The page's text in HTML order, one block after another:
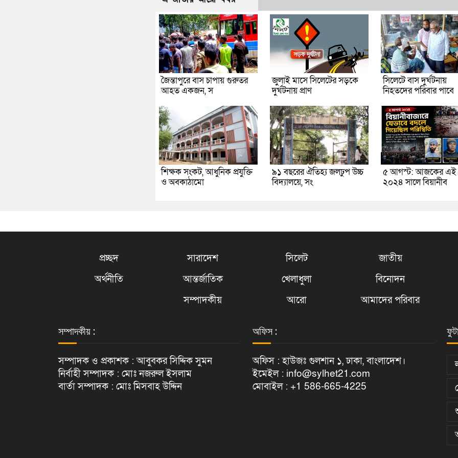
জৈন্তাপুরে বাস চাপায় গুরুতর
আহত একজন, স
জুলাই মাসে সিলেটের সড়কে
দুর্ঘটনায় প্রাণ
সিলেটে বাস দুর্ঘটনায়
নিহতদের পরিবার পাবে
শিক্ষক সংকট, আধুনিক প্রযুক্তি
ও অবকাঠামো
৯১ বছরের ঐতিহ্য জলঢুপ উচ্চ
বিদ্যালয়ে, সং
৫ আগস্ট: আজকের এই
২০২৪ সালে বিয়ানীব
প্রচ্ছদ সারাদেশ সিলেট
জাতীয়
অর্থনীতি
আন্তর্জাতিক খেলাধুলা
বিনোদন
সম্পাদকীয়
আরো আমাদের পরিবার
সম্পাদকীয় :
সম্পাদক ও প্রকাশক : আবুবকর সিদ্দিক সুমন
নির্বাহী সম্পাদক : মোঃ নজরুল ইসলাম
বার্তা সম্পাদক : মোঃ মিসবাহ উদ্দিন
অফিস :
অফিস : হাউজঃ গুলশান ১, ঢাকা, বাংলাদেশ।
ইমেইল : info@sylhet21.com
মোবাইল : +1 586-665-4225